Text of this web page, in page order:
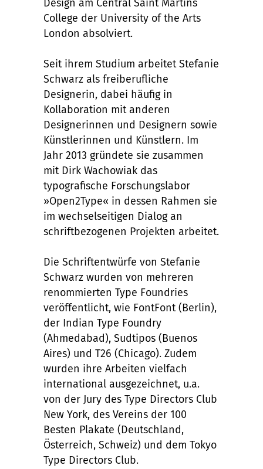
Design am Central Saint Martins
College der University of the Arts
London absolviert.
Seit ihrem Studium arbeitet Stefanie
Schwarz als freiberufliche
Designerin, dabei häufig in
Kollaboration mit anderen
Designerinnen und Designern sowie
Künstlerinnen und Künstlern. Im
Jahr 2013 gründete sie zusammen
mit Dirk Wachowiak das
typografische Forschungslabor
»Open2Type« in dessen Rahmen sie
im wechselseitigen Dialog an
schriftbezogenen Projekten arbeitet.
Die Schriftentwürfe von Stefanie
Schwarz wurden von mehreren
renommierten Type Foundries
veröffentlicht, wie FontFont (Berlin),
der Indian Type Foundry
(Ahmedabad), Sudtipos (Buenos
Aires) und T26 (Chicago). Zudem
wurden ihre Arbeiten vielfach
international ausgezeichnet, u.a.
von der Jury des Type Directors Club
New York, des Vereins der 100
Besten Plakate (Deutschland,
Österreich, Schweiz) und dem Tokyo
Type Directors Club.